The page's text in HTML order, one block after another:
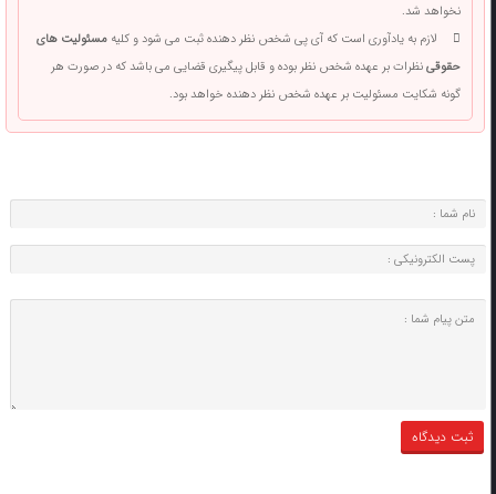
نخواهد شد.
لازم به یادآوری است که آی پی شخص نظر دهنده ثبت می شود و کلیهمسئولیت های
حقوقینظرات بر عهده شخص نظر بوده و قابل پیگیری قضایی می باشد که در صورت هر
گونه شکایت مسئولیت بر عهده شخص نظر دهنده خواهد بود.